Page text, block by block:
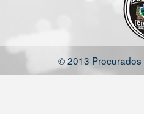
© 2013 Procurados